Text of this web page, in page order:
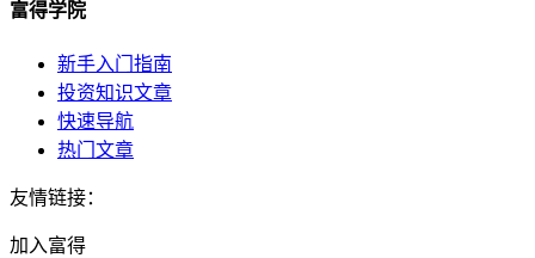
富得学院
新手入门指南
投资知识文章
快速导航
热门文章
友情链接：
加入富得